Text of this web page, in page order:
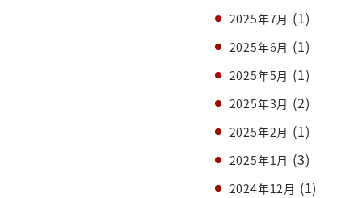
2025年7月 (1)
2025年6月 (1)
2025年5月 (1)
2025年3月 (2)
2025年2月 (1)
2025年1月 (3)
2024年12月 (1)